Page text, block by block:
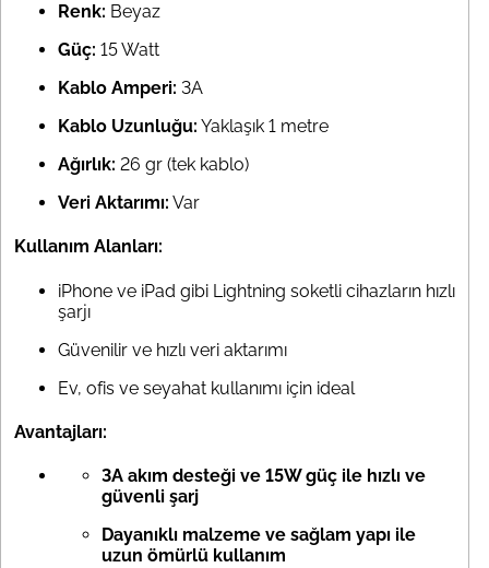
Renk: Beyaz
Güç: 15 Watt
Kablo Amperi: 3A
Kablo Uzunluğu: Yaklaşık 1 metre
Ağırlık: 26 gr (tek kablo)
Veri Aktarımı: Var
Kullanım Alanları:
iPhone ve iPad gibi Lightning soketli cihazların hızlı
şarjı
Güvenilir ve hızlı veri aktarımı
Ev, ofis ve seyahat kullanımı için ideal
Avantajları:
3A akım desteği ve 15W güç ile hızlı ve
güvenli şarj
Dayanıklı malzeme ve sağlam yapı ile
uzun ömürlü kullanım